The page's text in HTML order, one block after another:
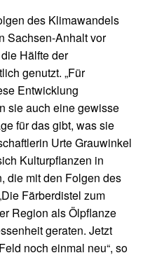
des Klimawandels
Sachsen-Anhalt vor
Hälfte der
genutzt. „Für
Entwicklung
sie auch eine gewisse
für das gibt, was sie
Urte Grauwinkel
Kulturpflanzen in
die mit den Folgen des
Färberdistel zum
Region als Ölpflanze
geraten. Jetzt
noch einmal neu“, so